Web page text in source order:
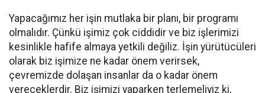
Yapacağımız her işin mutlaka bir planı, bir programı
olmalıdır. Çünkü işimiz çok ciddidir ve biz işlerimizi
kesinlikle hafife almaya yetkili değiliz. İşin yürütücüleri
olarak biz işimize ne kadar önem verirsek,
çevremizde dolaşan insanlar da o kadar önem
vereceklerdir. Biz işimizi yaparken terlemeliyiz ki,